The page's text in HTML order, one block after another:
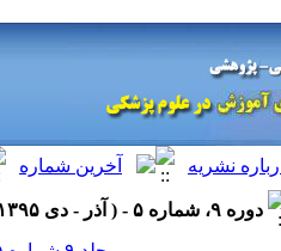
دوره ۹، شماره ۵ - ( آذر - دی ۱۳۹۵ )